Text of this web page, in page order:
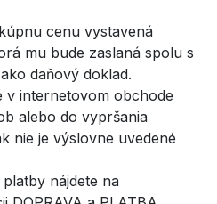
cenu vystavená
mu bude zaslaná spolu s
daňový doklad.
v internetovom obchode
alebo do vypršania
nie je výslovne uvedené
nájdete na